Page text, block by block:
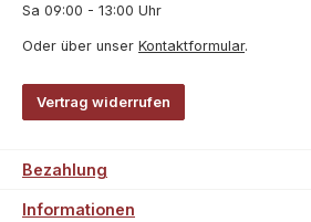
Sa 09:00 - 13:00 Uhr
Oder über unser Kontaktformular.
Vertrag widerrufen
Bezahlung
Informationen